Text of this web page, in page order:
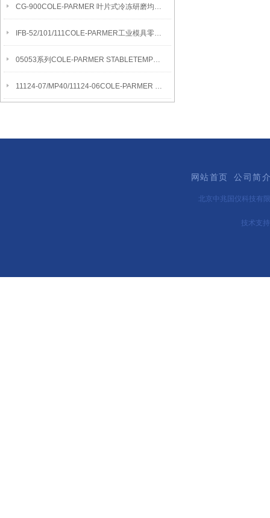
CG-900COLE-PARMER 叶片式冷冻研磨均质机
IFB-52/101/111COLE-PARMER工业模具零件清洁流化沙浴
05053系列COLE-PARMER STABLETEMP真空烘箱
11124-07/MP40/11124-06COLE-PARMER SYMMETRY MB水分测定天平
网站首页 公司简
北京中兆国仪科技有
技术支